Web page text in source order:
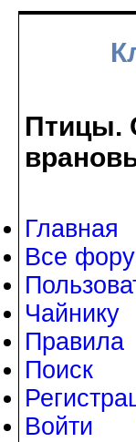
Птицы.
Главная
Все
Чайнику
Правила
Поиск
Войти